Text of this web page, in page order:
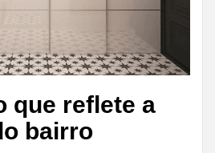
que reflete a
bairro